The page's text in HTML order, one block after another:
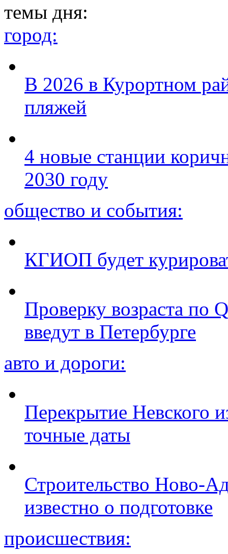
темы дня:
город:
В 2026 в Курортном
пляжей
4 новые станции
2030 году
общество и события:
КГИОП будет
Проверку возраста по
введут в Петербурге
авто и дороги:
Перекрытие Невского
точные даты
Строительство Ново-
известно о подготовке
происшествия: